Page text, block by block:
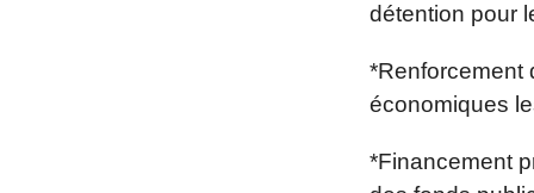
détention pour
*Renforcement
économiques
*Financement